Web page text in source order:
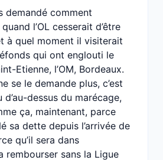
demandé comment
l’OL cesserait d’être
à quel moment il visiterait
qui ont englouti le
Etienne, l’OM, Bordeaux.
se le demande plus, c’est
dessus du marécage,
ça, maintenant, parce
sa dette depuis l’arrivée de
qu’il sera dans
rembourser sans la Ligue